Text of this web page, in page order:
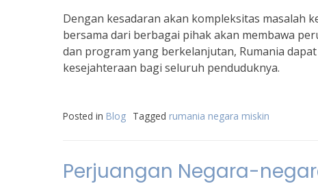
Dengan kesadaran akan kompleksitas masalah
bersama dari berbagai pihak akan membawa
dan program yang berkelanjutan, Rumania
kesejahteraan bagi seluruh penduduknya.
Posted in Blog Tagged rumania negara miskin
Perjuangan Negara-